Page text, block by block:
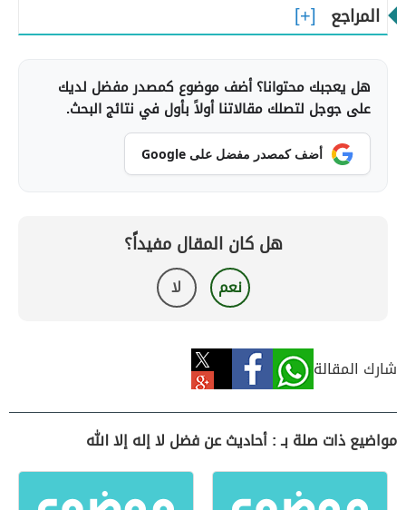
المراجع
هل يعجبك محتوانا؟ أضف موضوع كمصدر مفضل لديك
على جوجل لتصلك مقالاتنا أولاً بأول في نتائج البحث.
أضف كمصدر مفضل على Google
هل كان المقال مفيداً؟
نعم لا
شارك المقالة
مواضيع ذات صلة بـ : أحاديث عن فضل لا إله إلا الله